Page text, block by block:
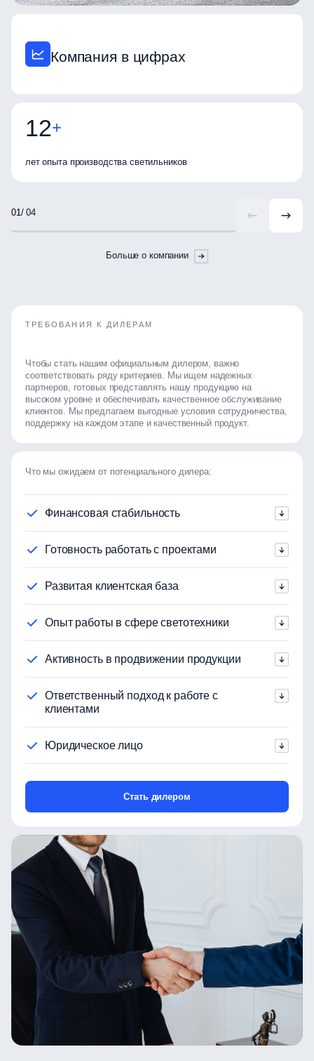
Компания в цифрах
12+
лет опыта производства светильников
/ 04
Больше о компании
ТРЕБОВАНИЯ К ДИЛЕРАМ
Чтобы стать нашим официальным дилером, важно
соответствовать ряду критериев. Мы ищем надежных
партнеров, готовых представлять нашу продукцию на
высоком уровне и обеспечивать качественное обслуживание
клиентов. Мы предлагаем выгодные условия сотрудничества,
поддержку на каждом этапе и качественный продукт.
Что мы ожидаем от потенциального дилера:
Финансовая стабильность
Готовность работать с проектами
Развитая клиентская база
Опыт работы в сфере светотехники
Активность в продвижении продукции
Ответственный подход к работе с
клиентами
Юридическое лицо
Стать дилером